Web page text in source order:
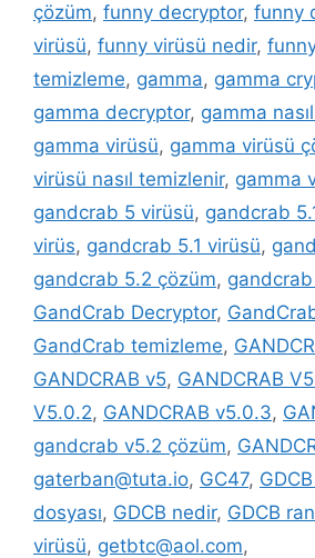
çözüm, funny decryptor, funny
virüsü, funny virüsü nedir,
temizleme, gamma, gamma
gamma decryptor, gamma
gamma virüsü, gamma virüsü
virüsü nasıl temizlenir, gamma
gandcrab 5 virüsü, gandcrab
virüs, gandcrab 5.1 virüsü,
gandcrab 5.2 çözüm,
GandCrab Decryptor,
GandCrab temizleme,
GANDCRAB v5, GANDCRAB
V5.0.2, GANDCRAB v5.0.3,
gandcrab v5.2 çözüm,
gaterban@tuta.io, GC47,
dosyası, GDCB nedir, GDCB
virüsü, getbtc@aol.com,